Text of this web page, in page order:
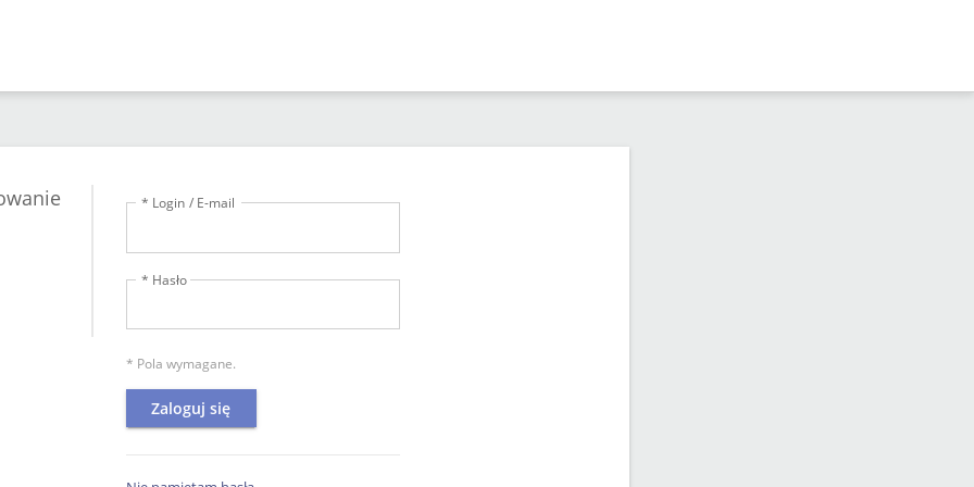
* Login / E-mail
* Hasło
* Pola wymagane.
Zaloguj się